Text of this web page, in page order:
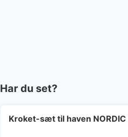
Har du set?
Kroket-sæt til haven NORDIC